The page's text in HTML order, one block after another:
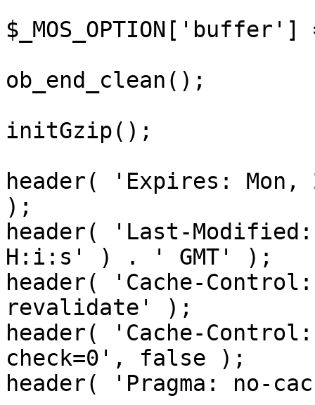
ob_end_clean();
initGzip();
header( 'Expires: Mon,
);
header( 'Last-
H:i:s' ) . ' GMT' );
header( 'Cache-
revalidate' );
header( 'Cache-
check=0', false );
header( 'Pragma: no-